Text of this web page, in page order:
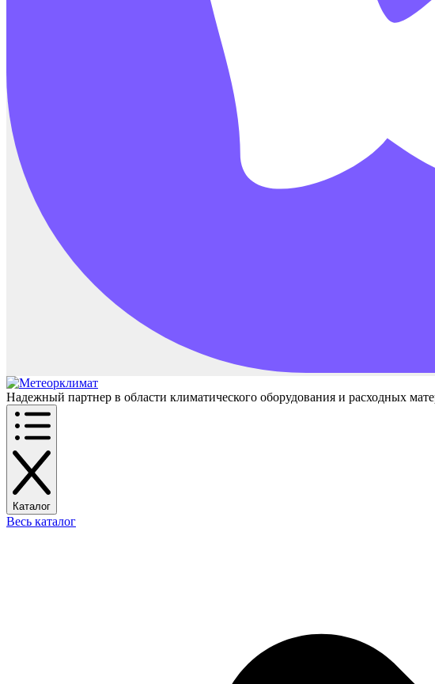
Надежный партнер в области климатического оборудования и расходных
Каталог
Весь каталог